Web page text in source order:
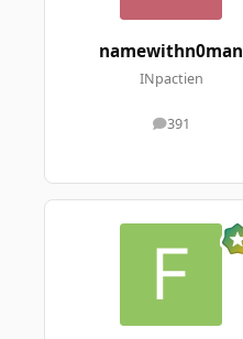
namewithn0man
INpactien
391
messages